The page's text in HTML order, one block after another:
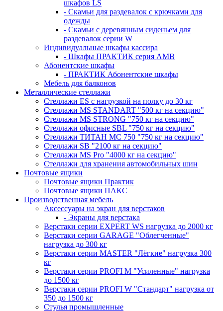
шкафов LS
- Скамьи для раздевалок с крючками для
одежды
- Скамьи с деревянным сиденьем для
раздевалок серии W
Индивидуальные шкафы кассира
- Шкафы ПРАКТИК серия AMB
Абонентские шкафы
- ПРАКТИК Абонентские шкафы
Мебель для балконов
Металлические стеллажи
Стеллажи ES с нагрузкой на полку до 30 кг
Стеллажи MS STANDART "500 кг на секцию"
Стеллажи MS STRONG "750 кг на секцию"
Стеллажи офисные SBL "750 кг на секцию"
Стеллажи ТИТАН МС 750 "750 кг на секцию"
Стеллажи SB "2100 кг на секцию"
Стеллажи MS Pro "4000 кг на секцию"
Стеллажи для хранения автомобильных шин
Почтовые ящики
Почтовые ящики Практик
Почтовые ящики ПАКС
Производственная мебель
Аксессуары на экран для верстаков
- Экраны для верстака
Верстаки серии EXPERT WS нагрузка до 2000 кг
Верстаки серии GARAGE "Облегченные"
нагрузка до 300 кг
Верстаки серии MASTER "Лёгкие" нагрузка 300
кг
Верстаки серии PROFI M "Усиленные" нагрузка
до 1500 кг
Верстаки серии PROFI W "Стандарт" нагрузка от
350 до 1500 кг
Стулья промышленные